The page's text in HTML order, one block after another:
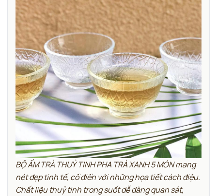
BỘ ẤM TRÀ THUỶ TINH PHA TRÀ XANH 5 MÓN mang
nét đẹp tinh tế, cổ điển với những họa tiết cách điệu.
Chất liệu thuỷ tinh trong suốt dễ dàng quan sát,